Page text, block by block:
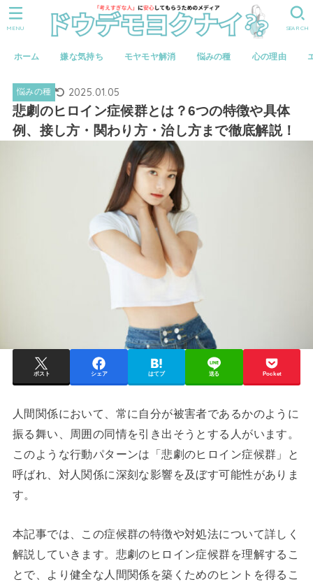
ホーム 嫌な気持ち モヤモヤ解消 悩みの種 心の理由
SEARCH
MENU
悩みの種 2025.01.05
悲劇のヒロイン症候群とは？6つの特徴や具体
例、接し方・関わり方・治し方まで徹底解説！
ポスト シェア はてブ 送る Pocket
人間関係において、常に自分が被害者であるかのように
振る舞い、周囲の同情を引き出そうとする人がいます。
このような行動パターンは「悲劇のヒロイン症候群」と
呼ばれ、対人関係に深刻な影響を及ぼす可能性がありま
す。
本記事では、この症候群の特徴や対処法について詳しく
解説していきます。悲劇のヒロイン症候群を理解するこ
とで、より健全な人間関係を築くためのヒントを得るこ